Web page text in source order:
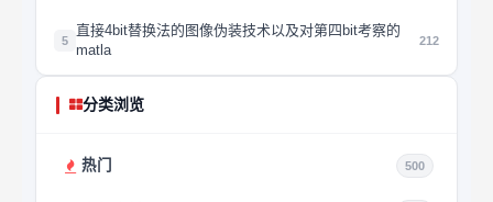
5
直接4bit替换法的图像伪装技术以及对第四bit考察的
matla
212
分类浏览
热门 500